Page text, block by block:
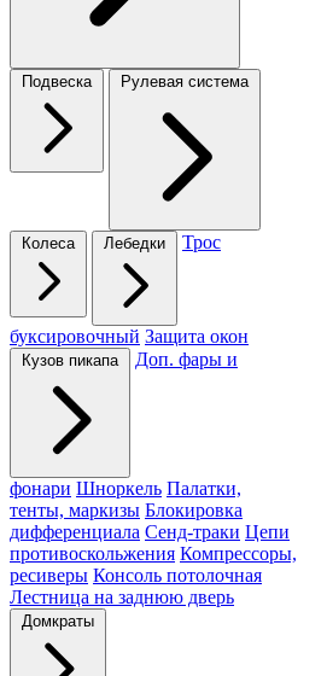
Подвеска Рулевая система
Колеса Лебедки Трос
буксировочный Защита окон
Кузов пикапа Доп. фары и
фонари Шноркель Палатки,
тенты, маркизы Блокировка
дифференциала Сенд-траки Цепи
противоскольжения Компрессоры,
ресиверы Консоль потолочная
Лестница на заднюю дверь
Домкраты